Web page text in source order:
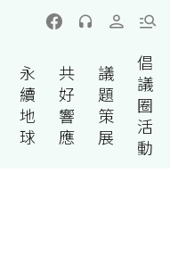
永
續
地
球
共
好
響
應
議
題
策
展
倡
議
圈
活
動